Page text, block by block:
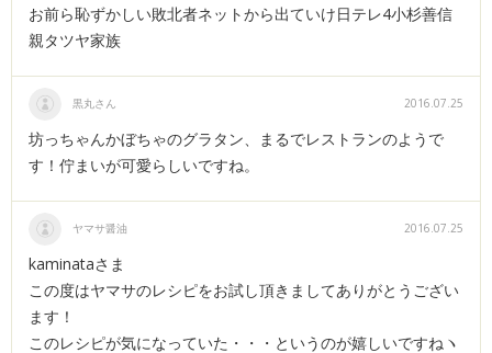
お前ら恥ずかしい敗北者ネットから出ていけ日テレ4小杉善信
親タツヤ家族
黒丸さん 2016.07.25
坊っちゃんかぼちゃのグラタン、まるでレストランのようで
す！佇まいが可愛らしいですね。
ヤマサ醤油 2016.07.25
kaminataさま
この度はヤマサのレシピをお試し頂きましてありがとうござい
ます！
このレシピが気になっていた・・・というのが嬉しいですねヽ